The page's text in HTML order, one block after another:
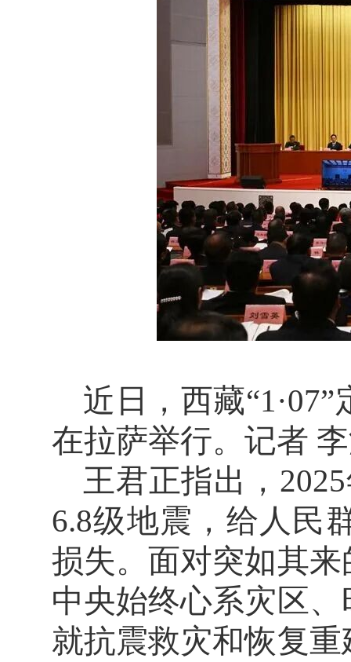
近日，西藏
在拉萨举行。记者
王君正指出，
6.8级地震，给人民
损失。面对突如其
中央始终心系灾区
就抗震救灾和恢复